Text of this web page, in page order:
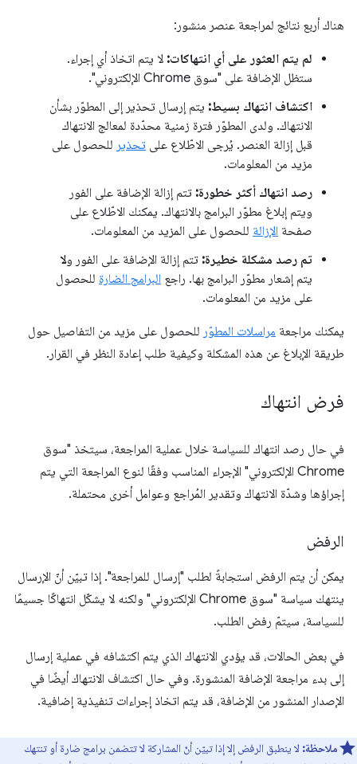
هناك أربع نتائج لمراجعة عنصر منشور:
لم يتم العثور على أي انتهاكات: لا يتم اتخاذ أي إجراء.
ستظل الإضافة على "سوق Chrome الإلكتروني".
اكتشاف انتهاك بسيط: يتم إرسال تحذير إلى المطوّر بشأن
الانتهاك. ولدى المطوّر فترة زمنية محدّدة لمعالج الانتهاك
قبل إزالة العنصر. يُرجى الاطّلاع على تحذير للحصول على
مزيد من المعلومات.
رصد انتهاك أكثر خطورة: تتم إزالة الإضافة على الفور
ويتم إبلاغ مطوّر البرامج بالانتهاك. يمكنك الاطّلاع على
صفحة الإزالة للحصول على المزيد من المعلومات.
تم رصد مشكلة خطيرة: تتم إزالة الإضافة على الفور ولا
يتم إشعار مطوّر البرامج بها. راجع البرامج الضارة للحصول
على مزيد من المعلومات.
يمكنك مراجعة مراسلات المطوّر للحصول على مزيد من التفاصيل حول
طريقة الإبلاغ عن هذه المشكلة وكيفية طلب إعادة النظر في القرار.
فرض انتهاك
في حال رصد انتهاك للسياسة خلال عملية المراجعة، سيتخذ "سوق
Chrome الإلكتروني" الإجراء المناسب وفقًا لنوع المراجعة التي يتم
إجراؤها وشدّة الانتهاك وتقدير المُراجع وعوامل أخرى محتملة.
الرفض
يمكن أن يتم الرفض استجابةً لطلب "إرسال للمراجعة". إذا تبيّن أنّ الإرسال
ينتهك سياسة "سوق Chrome الإلكتروني" ولكنه لا يشكّل انتهاكًا جسيمًا
للسياسة، سيتمّ رفض الطلب.
في بعض الحالات، قد يؤدي الانتهاك الذي يتم اكتشافه في عملية إرسال
إلى بدء مراجعة الإضافة المنشورة. وفي حال اكتشاف الانتهاك أيضًا في
الإصدار المنشور من الإضافة، قد يتم اتخاذ إجراءات تنفيذية إضافية.
ملاحظة: لا ينطبق الرفض إلا إذا تبيّن أنّ المشاركة لا تتضمن برامج ضارة أو تنتهك